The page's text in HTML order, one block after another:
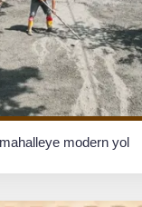
modern yol